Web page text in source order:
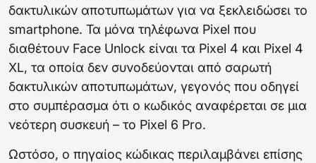
δακτυλικών αποτυπωμάτων για να ξεκλειδώσει το
smartphone. Τα μόνα τηλέφωνα Pixel που
διαθέτουν Face Unlock είναι τα Pixel 4 και Pixel 4
XL, τα οποία δεν συνοδεύονται από σαρωτή
δακτυλικών αποτυπωμάτων, γεγονός που οδηγεί
στο συμπέρασμα ότι ο κωδικός αναφέρεται σε μια
νεότερη συσκευή – το Pixel 6 Pro.
Ωστόσο, ο πηγαίος κώδικας περιλαμβάνει επίσης